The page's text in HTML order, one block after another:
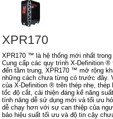
XPR170
XPR170 ™ là hệ thống mới nhất
Cung cấp các quy trình X-Definition
đến tầm trung, XPR170 ™ mở rộng
những cách chưa từng có trước
của X-Definition ® trên thép nhẹ,
tốc độ cắt, cải thiện đáng kể năng
tính năng dễ sử dụng mới và tối ưu
dễ chạy hơn với sự can thiệp của
bảo hiệu suất tối ưu và độ tin cậy